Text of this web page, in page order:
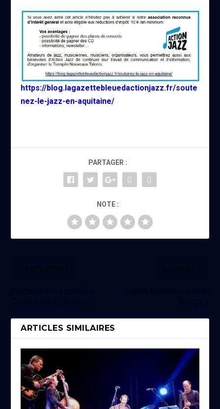
https://blog.lagazettebleuedactionjazz.fr/soute
nez-le-jazz-en-aquitaine/
PARTAGER :
NOTE :
Stéphane Séva quintet à
Coutras Jazz Vibration
Quentin Dujardin « Saison
Orange »
ARTICLES SIMILAIRES